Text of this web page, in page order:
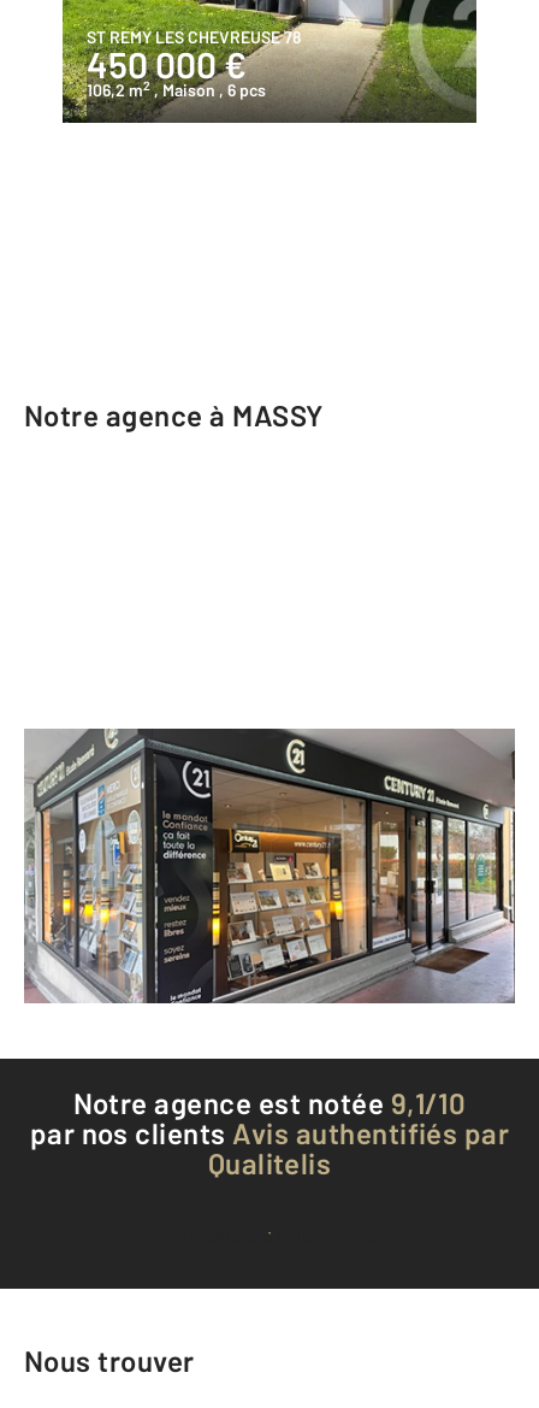
ST REMY LES CHEVREUSE 78
450 000 €
106,2 m2 , Maison, 6 pcs
Notre agence à MASSY
CENTURY 21 Etude Ronsard
72 rue du 8 mai 1945
MASSY - 91300
Envoyer un message
Téléphoner à l'agence
Notre agence est notée 9,1/10
par nos clients Avis authentifiés par
Qualitelis
Voir tous les avis clients
Nous trouver